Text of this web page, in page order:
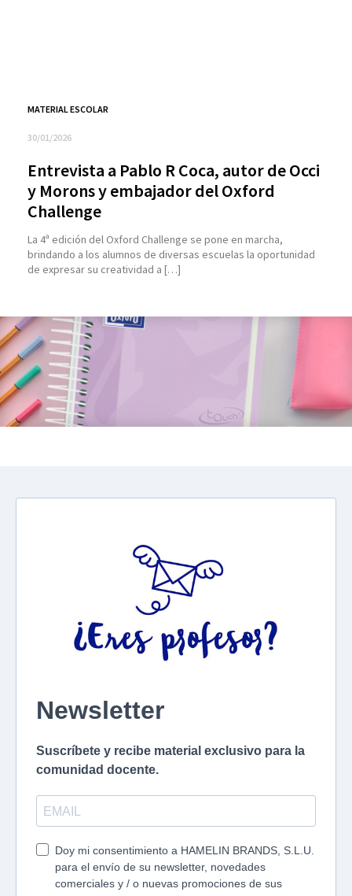
MATERIAL ESCOLAR
30/01/2026
Entrevista a Pablo R Coca, autor de Occi
y Morons y embajador del Oxford
Challenge
La 4ª edición del Oxford Challenge se pone en marcha,
brindando a los alumnos de diversas escuelas la oportunidad
de expresar su creatividad a […]